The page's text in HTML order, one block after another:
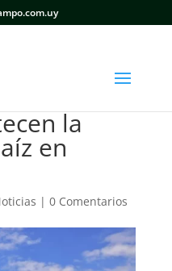
la
en
| 0 Comentarios